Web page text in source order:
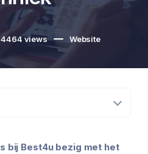
4464views Website
bij Best4u bezig met het